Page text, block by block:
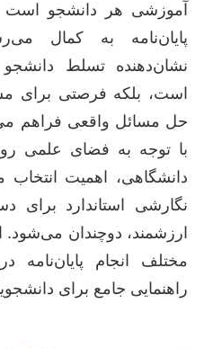
آموزشی هر دانشجو است
پایان‌نامه به کمال
نشان‌دهنده تسلط
است، بلکه فرصتی برای
حل مسائل واقعی فراهم
با توجه به فضای علمی
دانشگاهی، اهمیت
نگارشی استاندارد برای
ارزشمند، دوچندان می‌شود.
مختلف انجام پایان‌نامه
راهنمایی جامع برای